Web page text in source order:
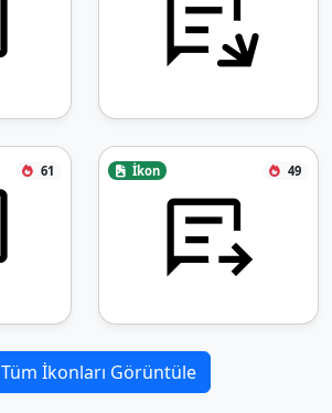
61 İkon 49
Tüm İkonları Görüntüle